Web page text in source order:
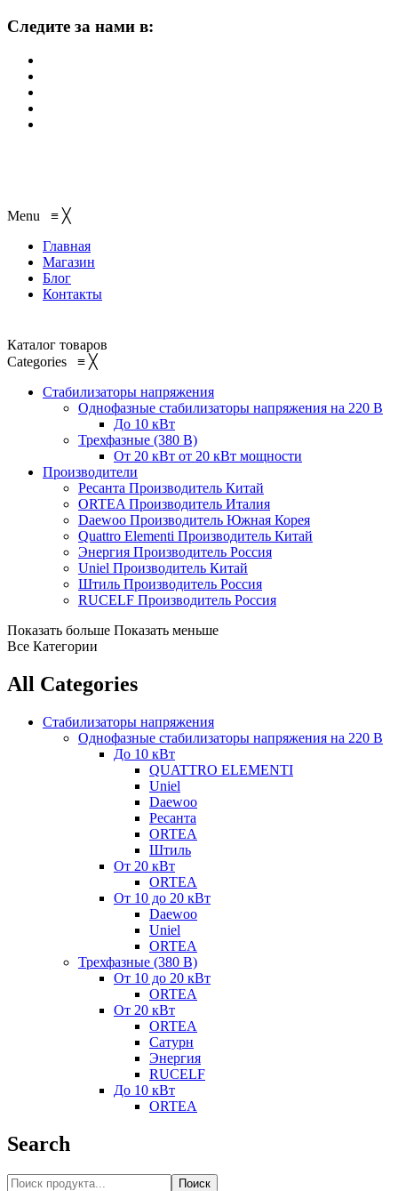
Следите за нами в:
Menu ≡ ╳
Главная
Магазин
Блог
Контакты
Каталог товаров
Categories ≡ ╳
Стабилизаторы напряжения
Однофазные стабилизаторы напряжения на 220 В
До 10 кВт
Трехфазные (380 В)
От 20 кВт от 20 кВт мощности
Производители
Ресанта Производитель Китай
ORTEA Производитель Италия
Daewoo Производитель Южная Корея
Quattro Elementi Производитель Китай
Энергия Производитель Россия
Uniel Производитель Китай
Штиль Производитель Россия
RUCELF Производитель Россия
Показать больше Показать меньше
Все Категории
All Categories
Стабилизаторы напряжения
Однофазные стабилизаторы напряжения на 220 В
До 10 кВт
QUATTRO ELEMENTI
Uniel
Daewoo
Ресанта
ORTEA
Штиль
От 20 кВт
ORTEA
От 10 до 20 кВт
Daewoo
Uniel
ORTEA
Трехфазные (380 В)
От 10 до 20 кВт
ORTEA
От 20 кВт
ORTEA
Сатурн
Энергия
RUCELF
До 10 кВт
ORTEA
Search
Поиск